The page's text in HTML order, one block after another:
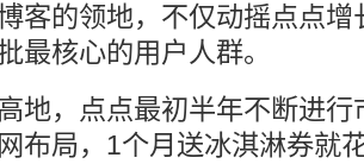
客的领地，不仅动摇点点
最核心的用户人群。
地，点点最初半年不断进
布局，1个月送冰淇淋券就